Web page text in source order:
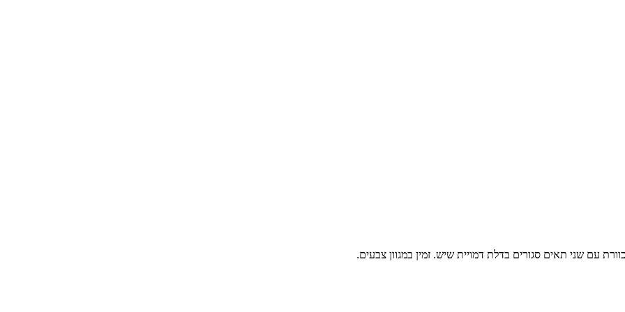
עם שני תאים סגורים בדלת דמויית שיש. זמין במגוון צבעים.